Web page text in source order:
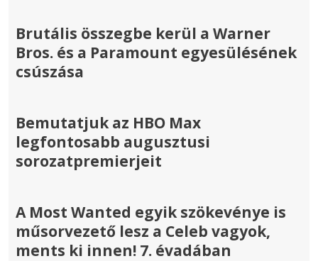
Brutális összegbe kerül a Warner
Bros. és a Paramount egyesülésének
csúszása
Bemutatjuk az HBO Max
legfontosabb augusztusi
sorozatpremierjeit
A Most Wanted egyik szökevénye is
műsorvezető lesz a Celeb vagyok,
ments ki innen! 7. évadában